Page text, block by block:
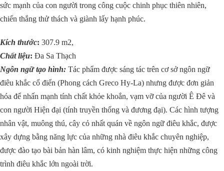
sức mạnh của con người trong công cuộc chinh phục thiên nhiên,
chiến thắng thử thách và giành lấy hạnh phúc.
Kích thước: 307.9 m2,
Chất liệu: Đa Sa Thạch
Ngôn ngữ tạo hình: Tác phẩm được sáng tác trên cơ sở ngôn ngữ
điêu khắc cổ điển (Phong cách Greco Hy-La) nhưng được đơn giản
hóa để nhấn mạnh tính chất khỏe khoắn, vạm vỡ của người Ê Đê và
con người Hiện đại (tính truyền thống và đương đại). Các hình tượng
nhân vật, muông thú, cây cỏ nhất quán về ngôn ngữ điêu khắc, được
xây dựng bằng năng lực của những nhà điêu khắc chuyên nghiệp,
được đào tạo bài bản hàn lâm, có kinh nghiệm thực hiện những công
trình điêu khắc lớn ngoài trời.